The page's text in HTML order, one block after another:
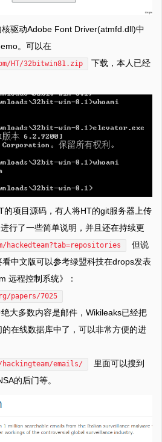
驱动Adobe Font Driver(atmfd.dll)中
。可以在
HT/32bitwin81.zip
下载，本人已经
的项目源码，有人将HT的git服务器上传
行了一些简单说明，并且还在持续更
但说
中文版可以参考绿盟科技在drops发表
远程控制系统》：
papers/7025
大多数内容是邮件，Wikileaks已经把
在线数据库中了，可以非常方便的进
emails/
里面可以搜到
的后门等。